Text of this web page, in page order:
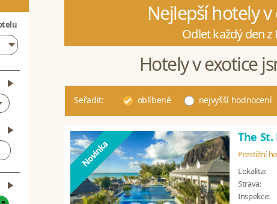
Nejlepší hotely
Odlet každý den
Hotely v exotice
Seřadit: oblíbené nejvyšší hodnocení
The
Prestižní
Lokalita:
Strava:
Inspekce: